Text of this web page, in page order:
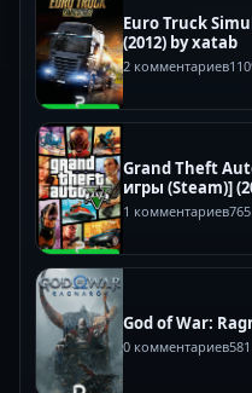
Euro Truck
(2012) by xatab
2 комментариев
Grand Theft
игры (Steam)]
1 комментариев
God of War:
0 комментариев